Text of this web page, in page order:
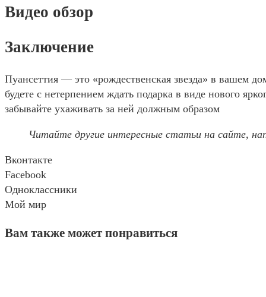
Видео обзор
Заключение
Пуансеттия — это «рождественская звезда» в вашем
будете с нетерпением ждать подарка в виде нового
забывайте ухаживать за ней должным образом
Читайте другие интересные статьи на сайте,
Вконтакте
Facebook
Одноклассники
Мой мир
Вам также может понравиться